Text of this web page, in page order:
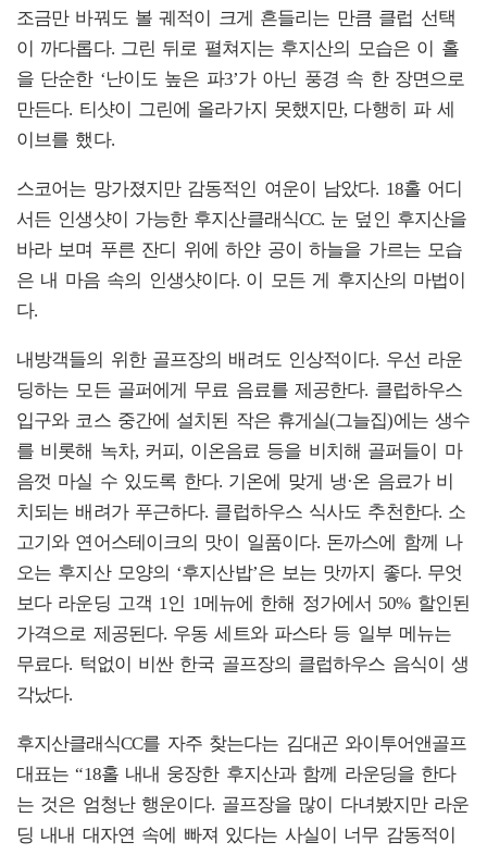
조금만 바꿔도 볼 궤적이 크게 흔들리는 만큼 클럽 선택
이 까다롭다. 그린 뒤로 펼쳐지는 후지산의 모습은 이 홀
을 단순한 ‘난이도 높은 파3’가 아닌 풍경 속 한 장면으로
만든다. 티샷이 그린에 올라가지 못했지만, 다행히 파 세
이브를 했다.
스코어는 망가졌지만 감동적인 여운이 남았다. 18홀 어디
서든 인생샷이 가능한 후지산클래식CC. 눈 덮인 후지산을
바라 보며 푸른 잔디 위에 하얀 공이 하늘을 가르는 모습
은 내 마음 속의 인생샷이다. 이 모든 게 후지산의 마법이
다.
내방객들의 위한 골프장의 배려도 인상적이다. 우선 라운
딩하는 모든 골퍼에게 무료 음료를 제공한다. 클럽하우스
입구와 코스 중간에 설치된 작은 휴게실(그늘집)에는 생수
를 비롯해 녹차, 커피, 이온음료 등을 비치해 골퍼들이 마
음껏 마실 수 있도록 한다. 기온에 맞게 냉·온 음료가 비
치되는 배려가 푸근하다. 클럽하우스 식사도 추천한다. 소
고기와 연어스테이크의 맛이 일품이다. 돈까스에 함께 나
오는 후지산 모양의 ‘후지산밥’은 보는 맛까지 좋다. 무엇
보다 라운딩 고객 1인 1메뉴에 한해 정가에서 50% 할인된
가격으로 제공된다. 우동 세트와 파스타 등 일부 메뉴는
무료다. 턱없이 비싼 한국 골프장의 클럽하우스 음식이 생
각났다.
후지산클래식CC를 자주 찾는다는 김대곤 와이투어앤골프
대표는 “18홀 내내 웅장한 후지산과 함께 라운딩을 한다
는 것은 엄청난 행운이다. 골프장을 많이 다녀봤지만 라운
딩 내내 대자연 속에 빠져 있다는 사실이 너무 감동적이